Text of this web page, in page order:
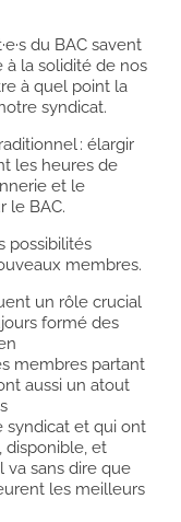
du BAC savent
la solidité de nos
à quel point la
syndicat.
: élargir
les heures de
et le
le BAC.
possibilités
membres.
un rôle crucial
formé des
membres partant
aussi un atout
syndicat et qui ont
disponible, et
va sans dire que
les meilleurs